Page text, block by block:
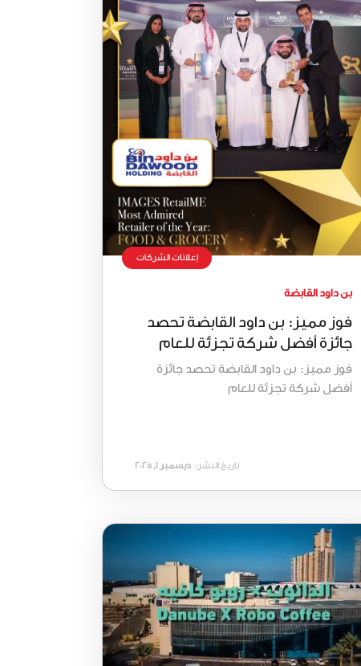
إعلانات الشركات
بن داود القابضة
فوز مميز: بن داود القابضة تحصد
جائزة أفضل شركة تجزئة للعام
فوز مميز: بن داود القابضة تحصد جائزة
أفضل شركة تجزئة للعام
تاريخ النشر: ديسمبر 1, 2025